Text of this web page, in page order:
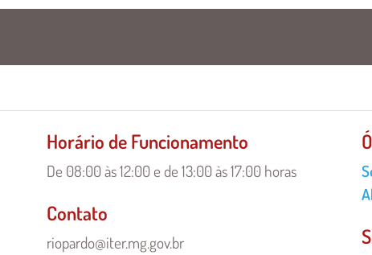
Horário de Funcionamento
De 08:00 às 12:00 e de 13:00 às 17:00 horas
Contato
riopardo@iter.mg.gov.br